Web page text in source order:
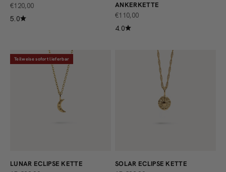
ANGEBOT
€120,00
5.0
ANKERKETTE
ANGEBOT
€110,00
4.0
Teilweise sofort lieferbar
LUNAR ECLIPSE KETTE
SOLAR ECLIPSE KETTE